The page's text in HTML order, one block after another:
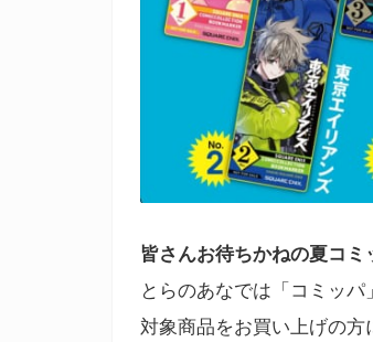
皆さんお待ちかねの夏コミ
とらのあなでは「コミッ
対象商品をお買い上げの方